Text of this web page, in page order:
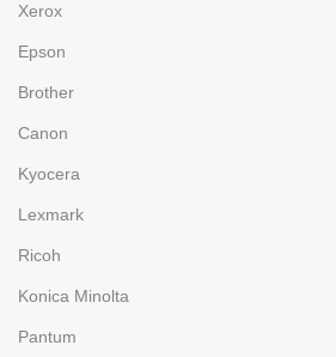
Xerox
Epson
Brother
Canon
Kyocera
Lexmark
Ricoh
Konica Minolta
Pantum